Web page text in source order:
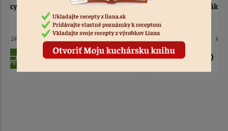
Naznačovač na zákusky
50x25 mm
Kód: 2450
15,90 €
Naznačovač na zákusky
6 ks
15,90 €